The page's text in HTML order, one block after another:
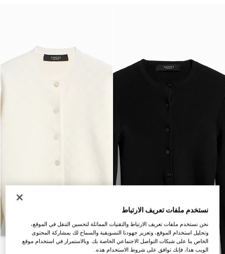
نستخدم ملفات تعريف الارتباط
نحن نستخدم ملفات تعريف الارتباط والتقنيات المماثلة لتحسين التنقل في الموقع،
وتحليل استخدام الموقع، وتعزيز جهودنا التسويقية والسماح لك بمشاركة المحتوى
الخاص بنا على شبكات التواصل الاجتماعي الخاصة بك. وبالاستمرار في استخدام موقع
الويب هذا، فإنك توافق على شروط الاستخدام هذه.